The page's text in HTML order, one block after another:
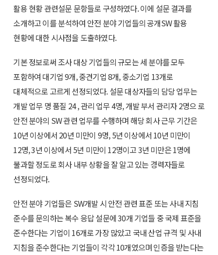
활용 현황 관련설문 문항들로 구성하였다. 이에 설문 결과를
소개하고 이를 분석하여 안전 분야 기업들의 공개SW 활용
현황에 대한 시사점을 도출하였다.
기본 정보로써 조사 대상 기업들의 규모는 세 분야를 모두
포함하여 대기업 9개, 중견기업 8개, 중소기업 13개로
대체적으로 고르게 선정되었다. 설문 대상자들의 담당 업무는
개발 업무 명 품질 24 , 관리 업무 4명, 개발 부서 관리자 2명으 로
안전 분야의 SW 관련 업무를 수행하며 해당 회사 근무 기간은
10년 이상에서 20년 미만이 9명, 5년 이상에서 10년 미만이
12명, 3년 이상에서 5년 미만이 12명이고 3년 미만은 1명에
불과할 정도로 회사 내부 상황을 잘 알고 있는 경력자들로
선정되었다.
안전 분야 기업들은 SW개발 시 안전 관련 표준 또는 사내 지침
준수를 문의하는 복수 응답 설문에 30개 기업들 중 국제 표준을
준수한다는 기업이 16개로 가장 많았고 국내 산업 규격 및 사내
지침을 준수한다는 기업들이 각각 10개였으며 인증을 받는다는